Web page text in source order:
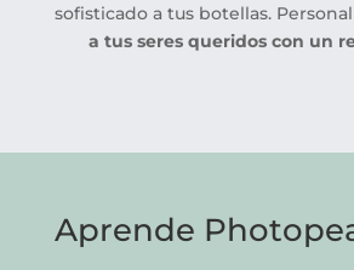
sofisticado a tus botellas.
a tus seres queridos con un
Aprende